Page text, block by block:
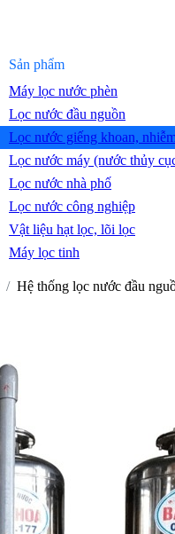
Sản phẩm
Máy lọc nước phèn
Lọc nước đầu nguồn
Lọc nước giếng khoan,
Lọc nước máy (nước thủy
Lọc nước nhà phố
Lọc nước công nghiệp
Vật liệu hạt lọc, lõi lọc
Máy lọc tinh
Hệ thống lọc nước đầu